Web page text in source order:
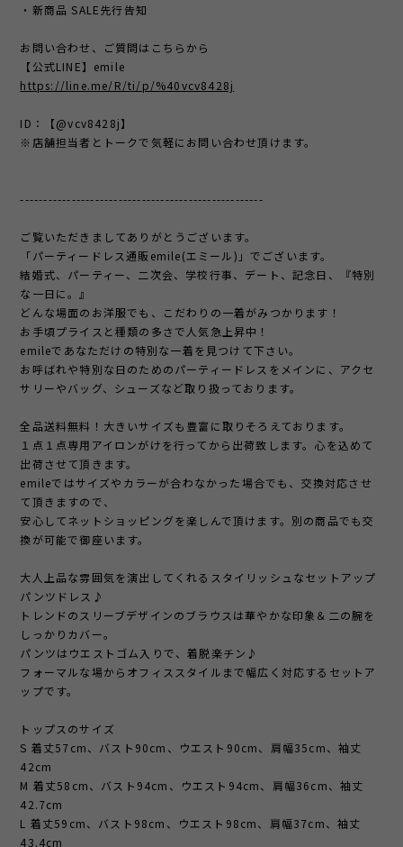
・新商品 SALE先行告知
お問い合わせ、ご質問はこちらから
【公式LINE】emile
https://line.me/R/ti/p/%40vcv8428j
ID：【@vcv8428j】
※店舗担当者とトークで気軽にお問い合わせ頂けます。
----------------------------------------------------
ご覧いただきましてありがとうございます。
「パーティードレス通販emile(エミール)」でございます。
結婚式、パーティー、二次会、学校行事、デート、記念日、『特別
な一日に。』
どんな場面のお洋服でも、こだわりの一着がみつかります！
お手頃プライスと種類の多さで人気急上昇中！
emileであなただけの特別な一着を見つけて下さい。
お呼ばれや特別な日のためのパーティードレスをメインに、アクセ
サリーやバッグ、シューズなど取り扱っております。
全品送料無料！大きいサイズも豊富に取りそろえております。
１点１点専用アイロンがけを行ってから出荷致します。心を込めて
出荷させて頂きます。
emileではサイズやカラーが合わなかった場合でも、交換対応させ
て頂きますので、
安心してネットショッピングを楽しんで頂けます。別の商品でも交
換が可能で御座います。
大人上品な雰囲気を演出してくれるスタイリッシュなセットアップ
パンツドレス♪
トレンドのスリーブデザインのブラウスは華やかな印象＆二の腕を
しっかりカバー。
パンツはウエストゴム入りで、着脱楽チン♪
フォーマルな場からオフィススタイルまで幅広く対応するセットア
ップです。
トップスのサイズ
S 着丈57cm、バスト90cm、ウエスト90cm、肩幅35cm、袖丈
42cm
M 着丈58cm、バスト94cm、ウエスト94cm、肩幅36cm、袖丈
42.7cm
L 着丈59cm、バスト98cm、ウエスト98cm、肩幅37cm、袖丈
43.4cm